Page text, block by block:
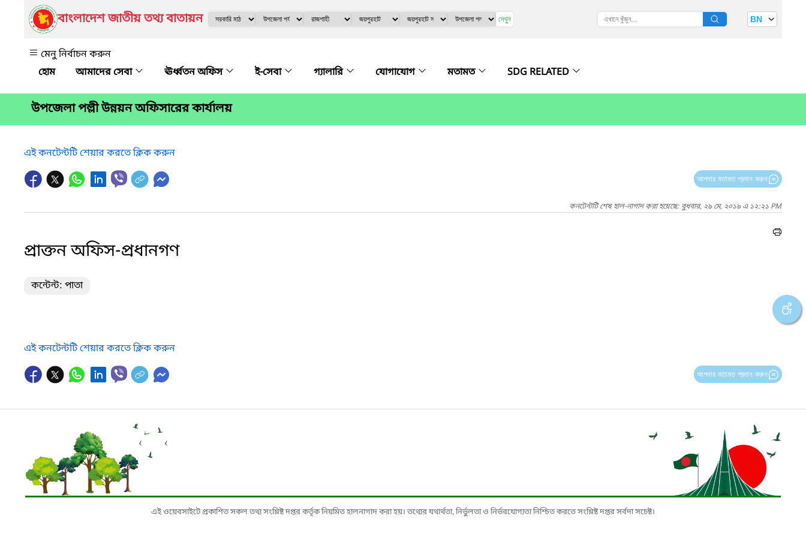
বাংলাদেশ জাতীয় তথ্য বাতায়ন দেখুন BN
মেনু নির্বাচন করুন
আমাদের সেবা
ঊর্ধ্বতন অফিস ই-সেবা গ্যালারি যোগাযোগ মতামত SDG RELATED
উপজেলা পল্লী উন্নয়ন অফিসারের কার্যালয়
এই কনটেন্টটি শেয়ার করতে ক্লিক করুন
আপনার মতামত প্রদান করুন
কনটেন্টটি শেষ হাল-নাগাদ করা হয়েছে: বুধবার, ২৯ মে, ২০১৯ এ ১২:২১ PM
প্রাক্তন অফিস-প্রধানগণ
কন্টেন্ট: পাতা
এই কনটেন্টটি শেয়ার করতে ক্লিক করুন
আপনার মতামত প্রদান করুন
এই ওয়েবসাইটে প্রকাশিত সকল তথ্য সংশ্লিষ্ট দপ্তর কর্তৃক নিয়মিত হালনাগাদ করা হয়। তথ্যের যথার্থতা, নির্ভুলতা ও নির্ভরযোগ্যতা নিশ্চিত করতে সংশ্লিষ্ট দপ্তর সর্বদা সচেষ্ট।